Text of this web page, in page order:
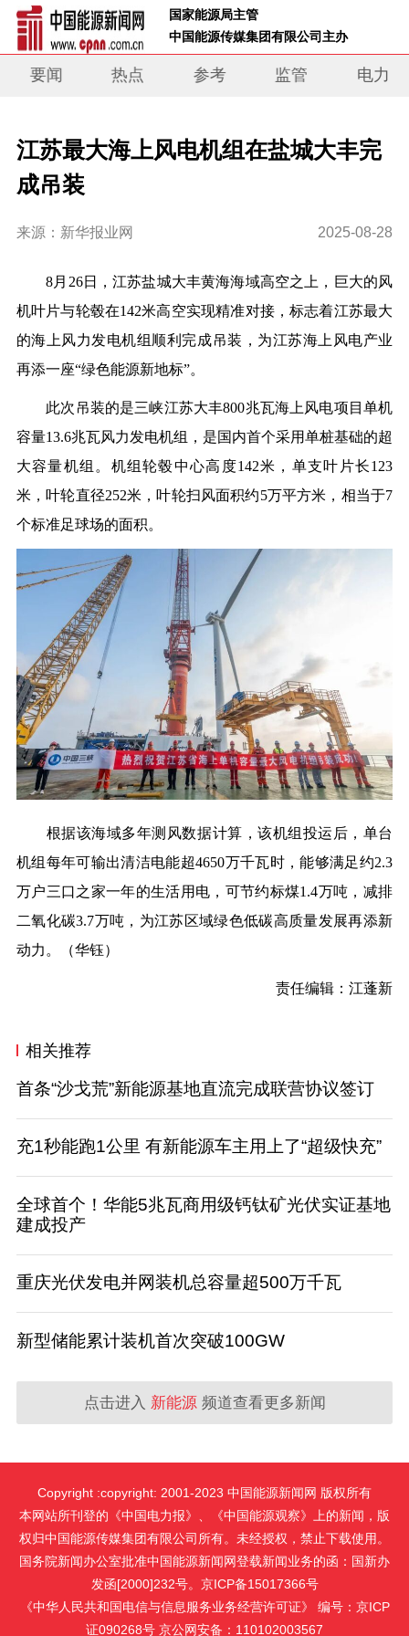
国家能源局主管
中国能源传媒集团有限公司主办
要闻 热点 参考 监管 电力
江苏最大海上风电机组在盐城大丰完
成吊装
来源：新华报业网 2025-08-28
8月26日，江苏盐城大丰黄海海域高空之上，巨大的风
机叶片与轮毂在142米高空实现精准对接，标志着江苏最大
的海上风力发电机组顺利完成吊装，为江苏海上风电产业
再添一座“绿色能源新地标”。
此次吊装的是三峡江苏大丰800兆瓦海上风电项目单机
容量13.6兆瓦风力发电机组，是国内首个采用单桩基础的超
大容量机组。机组轮毂中心高度142米，单支叶片长123
米，叶轮直径252米，叶轮扫风面积约5万平方米，相当于7
个标准足球场的面积。
根据该海域多年测风数据计算，该机组投运后，单台
机组每年可输出清洁电能超4650万千瓦时，能够满足约2.3
万户三口之家一年的生活用电，可节约标煤1.4万吨，减排
二氧化碳3.7万吨，为江苏区域绿色低碳高质量发展再添新
动力。（华钰）
责任编辑：江蓬新
相关推荐
首条“沙戈荒”新能源基地直流完成联营协议签订
充1秒能跑1公里 有新能源车主用上了“超级快充”
全球首个！华能5兆瓦商用级钙钛矿光伏实证基地
建成投产
重庆光伏发电并网装机总容量超500万千瓦
新型储能累计装机首次突破100GW
点击进入 新能源频道查看更多新闻
Copyright :copyright: 2001-2023 中国能源新闻网 版权所有
本网站所刊登的《中国电力报》、《中国能源观察》上的新闻，版
权归中国能源传媒集团有限公司所有。未经授权，禁止下载使用。
国务院新闻办公室批准中国能源新闻网登载新闻业务的函：国新办
发函[2000]232号。京ICP备15017366号
《中华人民共和国电信与信息服务业务经营许可证》 编号：京ICP
证090268号 京公网安备：110102003567